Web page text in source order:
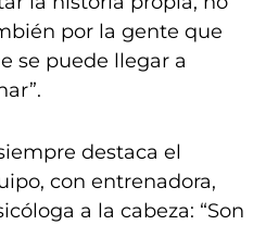
por la gente que
se puede llegar a
destaca el
con entrenadora,
a la cabeza: “Son